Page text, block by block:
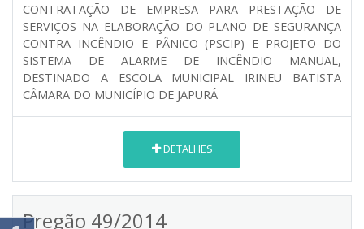
CONTRATAÇÃO DE EMPRESA PARA PRESTAÇÃO DE
SERVIÇOS NA ELABORAÇÃO DO PLANO DE SEGURANÇA
CONTRA INCÊNDIO E PÂNICO (PSCIP) E PROJETO DO
SISTEMA DE ALARME DE INCÊNDIO MANUAL,
DESTINADO A ESCOLA MUNICIPAL IRINEU BATISTA
CÂMARA DO MUNICÍPIO DE JAPURÁ
DETALHES
Pregão 49/2014